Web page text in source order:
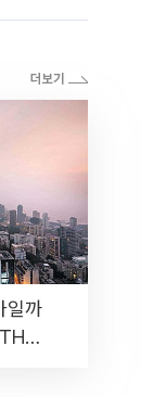
일까